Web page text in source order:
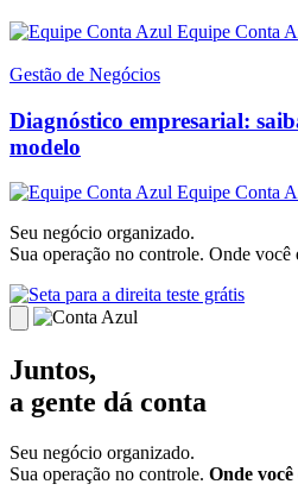
Equipe Conta
Gestão de Negócios
Diagnóstico empresarial:
modelo
Equipe Conta
Seu negócio organizado.
Sua operação no controle. Onde você
teste grátis
Juntos,
a gente dá conta
Seu negócio organizado.
Sua operação no controle. Onde